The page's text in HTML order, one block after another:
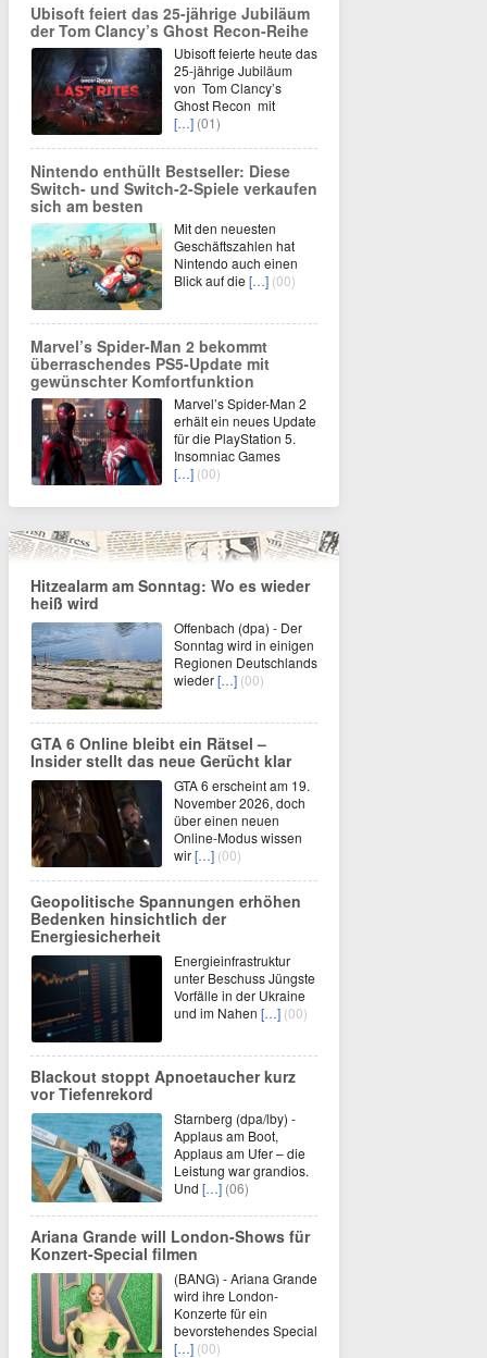
Ubisoft feiert das 25-jährige Jubiläum
der Tom Clancy’s Ghost Recon-Reihe
Ubisoft feierte heute das
25-jährige Jubiläum
von Tom Clancy’s
Ghost Recon mit
[…] (01)
Nintendo enthüllt Bestseller: Diese
Switch- und Switch-2-Spiele verkaufen
sich am besten
Mit den neuesten
Geschäftszahlen hat
Nintendo auch einen
Blick auf die […] (00)
Marvel’s Spider-Man 2 bekommt
überraschendes PS5-Update mit
gewünschter Komfortfunktion
Marvel’s Spider-Man 2
erhält ein neues Update
für die PlayStation 5.
Insomniac Games
[…] (00)
Hitzealarm am Sonntag: Wo es wieder
heiß wird
Offenbach (dpa) - Der
Sonntag wird in einigen
Regionen Deutschlands
wieder[…] (00)
GTA 6 Online bleibt ein Rätsel –
Insider stellt das neue Gerücht klar
GTA 6 erscheint am 19.
November 2026, doch
über einen neuen
Online-Modus wissen
wir[…] (00)
Geopolitische Spannungen erhöhen
Bedenken hinsichtlich der
Energiesicherheit
Energieinfrastruktur
unter Beschuss Jüngste
Vorfälle in der Ukraine
und im Nahen […] (00)
Blackout stoppt Apnoetaucher kurz
vor Tiefenrekord
Starnberg (dpa/lby) -
Applaus am Boot,
Applaus am Ufer – die
Leistung war grandios.
Und […] (06)
Ariana Grande will London-Shows für
Konzert-Special filmen
(BANG) - Ariana Grande
wird ihre London-
Konzerte für ein
bevorstehendes Special
[…] (00)